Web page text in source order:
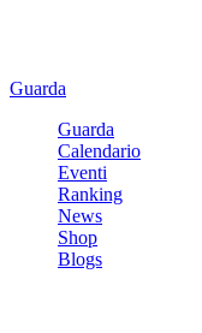
Guarda
Guarda
Calendario
Eventi
Ranking
News
Shop
Blogs